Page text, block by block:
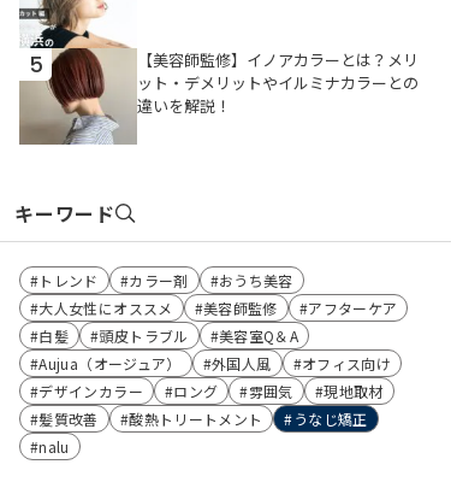
5
【美容師監修】イノアカラーとは？メリ
ット・デメリットやイルミナカラーとの
違いを解説！
キーワード
トレンド カラー剤
おうち美容
大人女性にオススメ
美容師監修
アフターケア
白髪
頭皮トラブル
美容室Q＆A
Aujua（オージュア）
外国人風
オフィス向け
デザインカラー
ロング 雰囲気
現地取材
髪質改善
酸熱トリートメント
うなじ矯正
nalu